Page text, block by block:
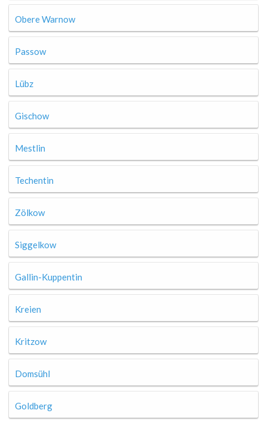
Obere Warnow
Passow
Lübz
Gischow
Mestlin
Techentin
Zölkow
Siggelkow
Gallin-Kuppentin
Kreien
Kritzow
Domsühl
Goldberg